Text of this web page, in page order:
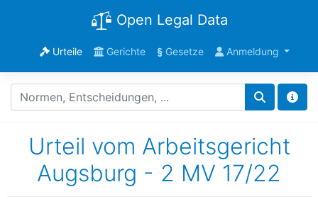
Open Legal Data
Urteile Gerichte §Gesetze Anmeldung
Urteil vom Arbeitsgericht
Augsburg - 2 MV 17/22